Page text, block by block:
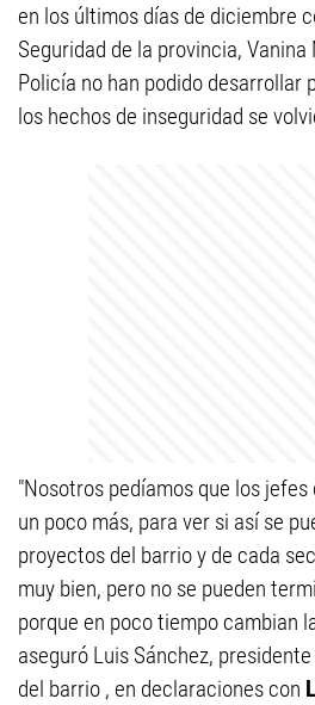
en los últimos días de diciembre
Seguridad de la provincia,
Policía no han podido desarrollar
los hechos de inseguridad se
"Nosotros pedíamos que los
un poco más, para ver si así se
proyectos del barrio y de cada
muy bien, pero no se pueden
porque en poco tiempo cambian
aseguró Luis Sánchez,
del barrio , en declaraciones con